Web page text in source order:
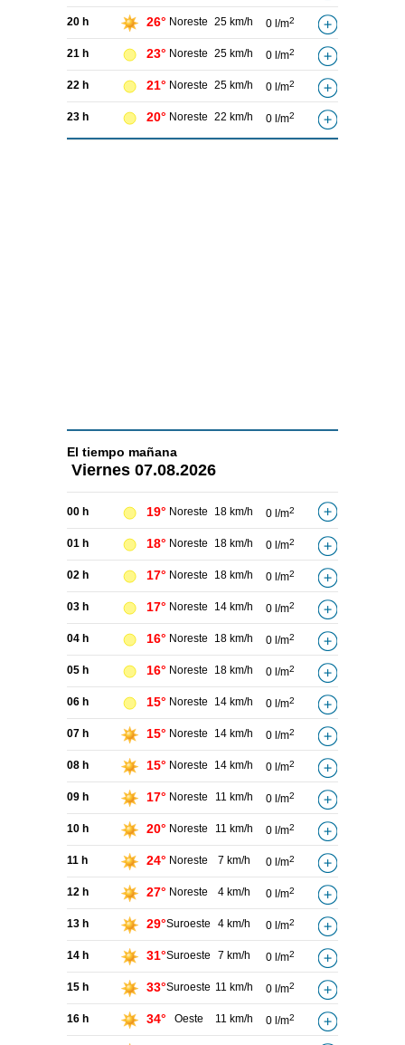
20 h 26° Noreste 25 km/h 0 l/m2
21 h 23° Noreste 25 km/h 0 l/m2
22 h 21° Noreste 25 km/h 0 l/m2
23 h 20° Noreste 22 km/h 0 l/m2
El tiempo mañana
Viernes 07.08.2026
00 h 19° Noreste 18 km/h 0 l/m2
01 h 18° Noreste 18 km/h 0 l/m2
02 h 17° Noreste 18 km/h 0 l/m2
03 h 17° Noreste 14 km/h 0 l/m2
04 h 16° Noreste 18 km/h 0 l/m2
05 h 16° Noreste 18 km/h 0 l/m2
06 h 15° Noreste 14 km/h 0 l/m2
07 h 15° Noreste 14 km/h 0 l/m2
08 h 15° Noreste 14 km/h 0 l/m2
09 h 17° Noreste 11 km/h 0 l/m2
10 h 20° Noreste 11 km/h 0 l/m2
11 h 24° Noreste 7 km/h 0 l/m2
12 h 27° Noreste 4 km/h 0 l/m2
13 h 29°Suroeste 4 km/h 0 l/m2
14 h 31°Suroeste 7 km/h 0 l/m2
15 h 33°Suroeste 11 km/h 0 l/m2
16 h 34° Oeste 11 km/h 0 l/m2